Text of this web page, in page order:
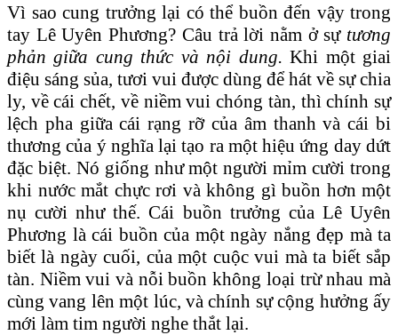
Vì sao cung trưởng lại có thể buồn đến vậy trong
tay Lê Uyên Phương? Câu trả lời nằm ở sự tương
phản giữa cung thức và nội dung. Khi một giai
điệu sáng sủa, tươi vui được dùng để hát về sự chia
ly, về cái chết, về niềm vui chóng tàn, thì chính sự
lệch pha giữa cái rạng rỡ của âm thanh và cái bi
thương của ý nghĩa lại tạo ra một hiệu ứng day dứt
đặc biệt. Nó giống như một người mỉm cười trong
khi nước mắt chực rơi và không gì buồn hơn một
nụ cười như thế. Cái buồn trưởng của Lê Uyên
Phương là cái buồn của một ngày nắng đẹp mà ta
biết là ngày cuối, của một cuộc vui mà ta biết sắp
tàn. Niềm vui và nỗi buồn không loại trừ nhau mà
cùng vang lên một lúc, và chính sự cộng hưởng ấy
mới làm tim người nghe thắt lại.